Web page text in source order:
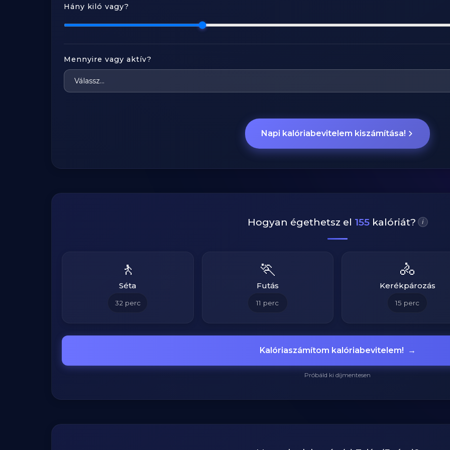
Hány kiló vagy?
Mennyire vagy aktív?
Napi kalóriabevitelem kiszámítása!
Hogyan égethetsz el 155 kalóriát? i
🚶
Séta
32 perc
🏃
Futás
11 perc
🚴
Kerékpározás
15 perc
Kalóriaszámítom kalóriabevitelem! →
Próbáld ki díjmentesen